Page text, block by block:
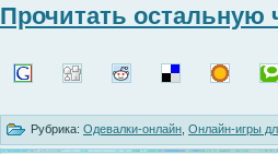
Прочитать остальную
Рубрика: Одевалки-онлайн Онлайн-игры